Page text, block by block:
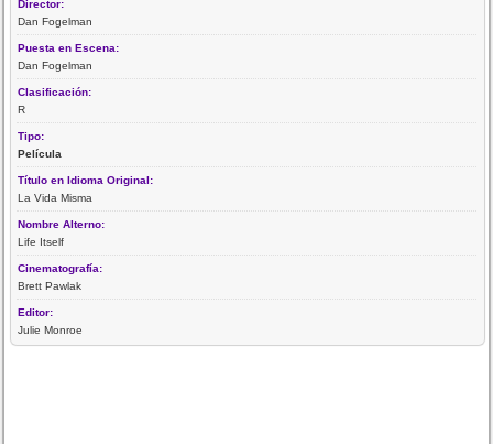
Director:
Dan Fogelman
Puesta en Escena:
Dan Fogelman
Clasificación:
R
Tipo:
Película
Título en Idioma Original:
La Vida Misma
Nombre Alterno:
Life Itself
Cinematografía:
Brett Pawlak
Editor:
Julie Monroe